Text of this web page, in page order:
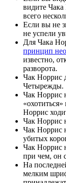
видите
всего
Если вы не
не успели
Для Чака
принцип
известно,
разворота.
Чак Норрис
Четырежды.
Чак Норрис
Норрис
Чак Норрис
Чак Норрис
убитых
Чак Норрис
при чем, он
На
мелким